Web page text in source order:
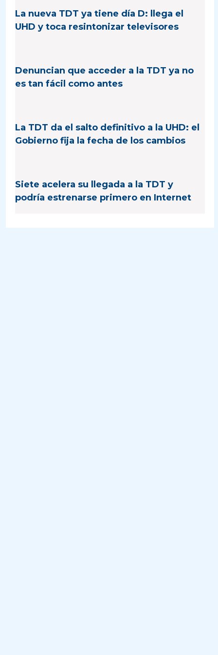
La nueva TDT ya tiene día D: llega el
UHD y toca resintonizar televisores
Denuncian que acceder a la TDT ya no
es tan fácil como antes
La TDT da el salto definitivo a la UHD: el
Gobierno fija la fecha de los cambios
Siete acelera su llegada a la TDT y
podría estrenarse primero en Internet